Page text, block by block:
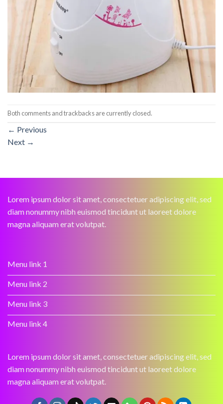
Both comments and trackbacks are currently closed.
← Previous
Next →
Lorem ipsum dolor sit amet, consectetuer adipiscing elit, sed
diam nonummy nibh euismod tincidunt ut laoreet dolore
magna aliquam erat volutpat.
Menu link 1
Menu link 2
Menu link 3
Menu link 4
Lorem ipsum dolor sit amet, consectetuer adipiscing elit, sed
diam nonummy nibh euismod tincidunt ut laoreet dolore
magna aliquam erat volutpat.